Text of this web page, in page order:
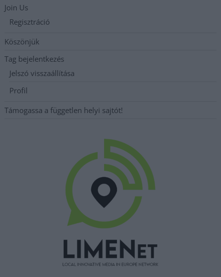
Join Us
Regisztráció
Köszönjük
Tag bejelentkezés
Jelszó visszaállítása
Profil
Támogassa a független helyi sajtót!